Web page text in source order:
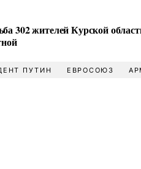
302 жителей Курской
ПУТИН ЕВРОСОЮЗ